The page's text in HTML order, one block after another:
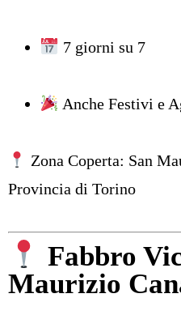
7 giorni su 7
Anche Festivi e
Zona Coperta: San
Provincia di Torino
Fabbro
Maurizio